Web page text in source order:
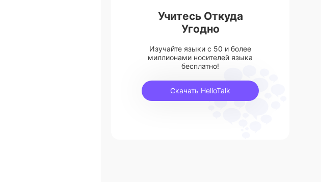
Учитесь Откуда
Угодно
Изучайте языки с 50 и более
миллионами носителей языка
бесплатно!
Скачать HelloTalk